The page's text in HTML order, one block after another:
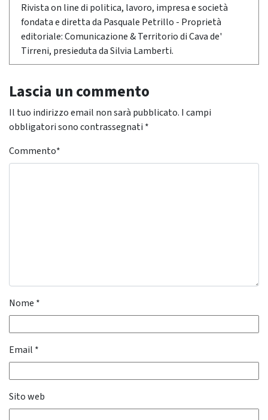
Rivista on line di politica, lavoro, impresa e società
fondata e diretta da Pasquale Petrillo - Proprietà
editoriale: Comunicazione & Territorio di Cava de'
Tirreni, presieduta da Silvia Lamberti.
Lascia un commento
Il tuo indirizzo email non sarà pubblicato. I campi
obbligatori sono contrassegnati *
Commento*
Nome *
Email *
Sito web